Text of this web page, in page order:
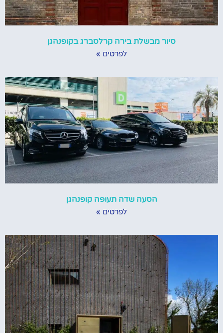
סיור מבשלת בירה קרלסברג בקופנהגן
לפרטים »
הסעה שדה תעופה קופנהגן
לפרטים »